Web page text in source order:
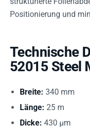
Positionierung und
Technische
52015 Steel
Breite: 340 mm
Länge: 25 m
Dicke: 430 µm